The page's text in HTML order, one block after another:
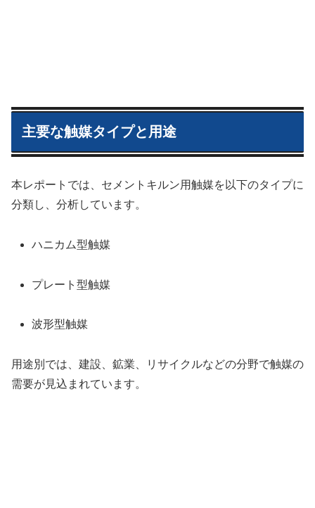
主要な触媒タイプと用途
本レポートでは、セメントキルン用触媒を以下のタイプに
分類し、分析しています。
ハニカム型触媒
プレート型触媒
波形型触媒
用途別では、建設、鉱業、リサイクルなどの分野で触媒の
需要が見込まれています。